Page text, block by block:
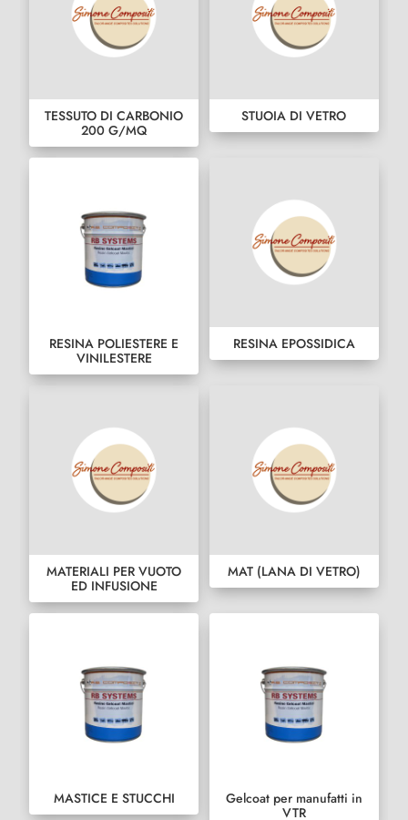
TESSUTO DI CARBONIO
200 G/MQ
STUOIA DI VETRO
RESINA POLIESTERE E
VINILESTERE
RESINA EPOSSIDICA
MATERIALI PER VUOTO
ED INFUSIONE
MAT (LANA DI VETRO)
MASTICE E STUCCHI
Gelcoat per manufatti in
VTR